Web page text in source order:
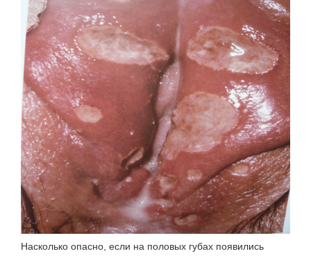
Насколько опасно, если на половых губах появились